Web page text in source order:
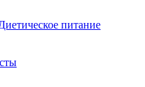
питание